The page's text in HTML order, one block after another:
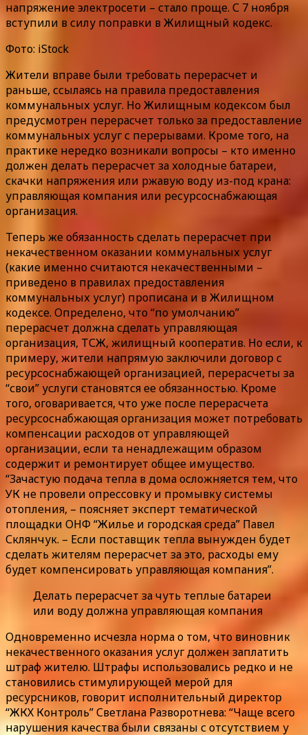
напряжение электросети – стало проще. С 7 ноября
вступили в силу поправки в Жилищный кодекс.
Фото: iStock
Жители вправе были требовать перерасчет и
раньше, ссылаясь на правила предоставления
коммунальных услуг. Но Жилищным кодексом был
предусмотрен перерасчет только за предоставление
коммунальных услуг с перерывами. Кроме того, на
практике нередко возникали вопросы – кто именно
должен делать перерасчет за холодные батареи,
скачки напряжения или ржавую воду из-под крана:
управляющая компания или ресурсоснабжающая
организация.
Теперь же обязанность сделать перерасчет при
некачественном оказании коммунальных услуг
(какие именно считаются некачественными –
приведено в правилах предоставления
коммунальных услуг) прописана и в Жилищном
кодексе. Определено, что “по умолчанию”
перерасчет должна сделать управляющая
организация, ТСЖ, жилищный кооператив. Но если, к
примеру, жители напрямую заключили договор с
ресурсоснабжающей организацией, перерасчеты за
“свои” услуги становятся ее обязанностью. Кроме
того, оговаривается, что уже после перерасчета
ресурсоснабжающая организация может потребовать
компенсации расходов от управляющей
организации, если та ненадлежащим образом
содержит и ремонтирует общее имущество.
“Зачастую подача тепла в дома осложняется тем, что
УК не провели опрессовку и промывку системы
отопления, – поясняет эксперт тематической
площадки ОНФ “Жилье и городская среда” Павел
Склянчук. – Если поставщик тепла вынужден будет
сделать жителям перерасчет за это, расходы ему
будет компенсировать управляющая компания”.
Делать перерасчет за чуть теплые батареи
или воду должна управляющая компания
Одновременно исчезла норма о том, что виновник
некачественного оказания услуг должен заплатить
штраф жителю. Штрафы использовались редко и не
становились стимулирующей мерой для
ресурсников, говорит исполнительный директор
“ЖКХ Контроль” Светлана Разворотнева: “Чаще всего
нарушения качества были связаны с отсутствием у